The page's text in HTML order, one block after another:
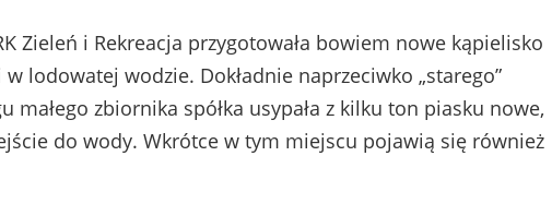
Zieleń i Rekreacja przygotowała bowiem nowe kąpielisko
lodowatej wodzie. Dokładnie naprzeciwko „starego”
małego zbiornika spółka usypała z kilku ton piasku nowe,
do wody. Wkrótce w tym miejscu pojawią się również